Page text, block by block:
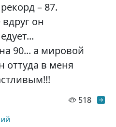
– 87.
он
90... а мировой
оттуда в меня
518